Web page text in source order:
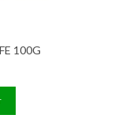
100G